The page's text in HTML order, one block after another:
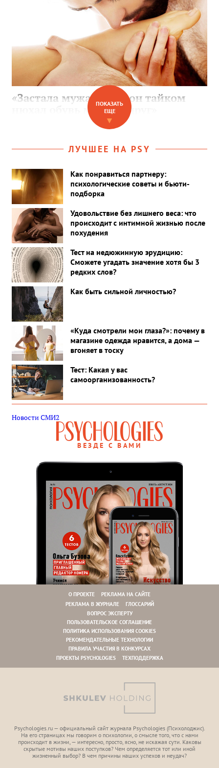
«Застала мужа, когда он тайком
нюхал обувь моих подруг»
ПОКАЗАТЬ
ЕЩЕ
▼
ЛУЧШЕЕ НА PSY
Как понравиться партнеру:
психологические советы и бьюти-
подборка
Удовольствие без лишнего веса: что
происходит с интимной жизнью после
похудения
Тест на недюжинную эрудицию:
Сможете угадать значение хотя бы 3
редких слов?
Как быть сильной личностью?
«Куда смотрели мои глаза?»: почему в
магазине одежда нравится, а дома —
вгоняет в тоску
Тест: Какая у вас
самоорганизованность?
Новости СМИ2
ВЕЗДЕ С ВАМИ
О ПРОЕКТЕ
РЕКЛАМА НА САЙТЕ
РЕКЛАМА В ЖУРНАЛЕ
ГЛОССАРИЙ
ВОПРОС ЭКСПЕРТУ
ПОЛЬЗОВАТЕЛЬСКОЕ СОГЛАШЕНИЕ
ПОЛИТИКА ИСПОЛЬЗОВАНИЯ COOKIES
РЕКОМЕНДАТЕЛЬНЫЕ ТЕХНОЛОГИИ
ПРАВИЛА УЧАСТИЯ В КОНКУРСАХ
ПРОЕКТЫ PSYCHOLOGIES
ТЕХПОДДЕРЖКА
Psychologies.ru — официальный сайт журнала Psychologies (Психoлоджиc).
На его страницах мы говорим о психологии, о смысле того, что с нами
происходит в жизни, — интересно, просто, ясно, не искажая сути. Каковы
скрытые мотивы наших поступков? Чем определяется тот или иной
жизненный выбор? В чем причины наших успехов и неудач?